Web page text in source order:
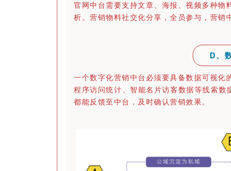
官网中台需要支持文章、海报、视频多种物
析。营销物料社交化分享，全员参与，营销
D、
一个数字化营销中台必须要具备数据可视化
程序访问统计、智能名片访客数据等线索数
都能反馈至中台，及时确认营销效果。